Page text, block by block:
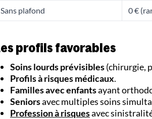
Sans plafond 0 €
profils favorables
Soins lourds prévisibles(chirurgie,
Profils à risques médicaux.
Familles avec enfantsayant
Seniorsavec multiples soins
Profession à risquesavec